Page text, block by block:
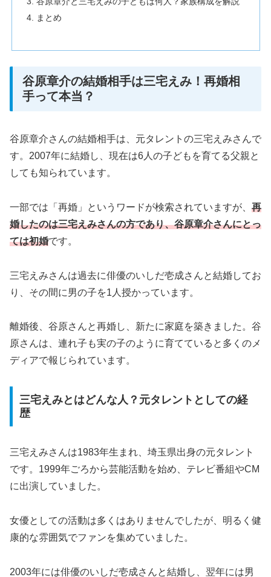
まとめ
谷原章介の結婚相手は三宅えみ！再婚相
手って本当？
谷原章介さんの結婚相手は、元タレントの三宅えみさんで
す。2007年に結婚し、現在は6人の子どもを育てる父親と
しても知られています。
一部では「再婚」というワードが検索されていますが、 再
婚したのは三宅えみさんの方であり、谷原章介さんにとっ
ては初婚です。
三宅えみさんは過去に俳優のいしだ壱成さんと結婚してお
り、その間に男の子を1人授かっています。
離婚後、谷原さんと再婚し、新たに家庭を築きました。谷
原さんは、連れ子も実の子のように育てていると多くのメ
ディアで報じられています。
三宅えみとはどんな人？元タレントとしての経
歴
三宅えみさんは1983年生まれ、埼玉県出身の元タレント
です。1999年ごろから芸能活動を始め、テレビ番組やCM
に出演していました。
女優としての活動は多くはありませんでしたが、明るく健
康的な雰囲気でファンを集めていました。
2003年には俳優のいしだ壱成さんと結婚し、翌年には男